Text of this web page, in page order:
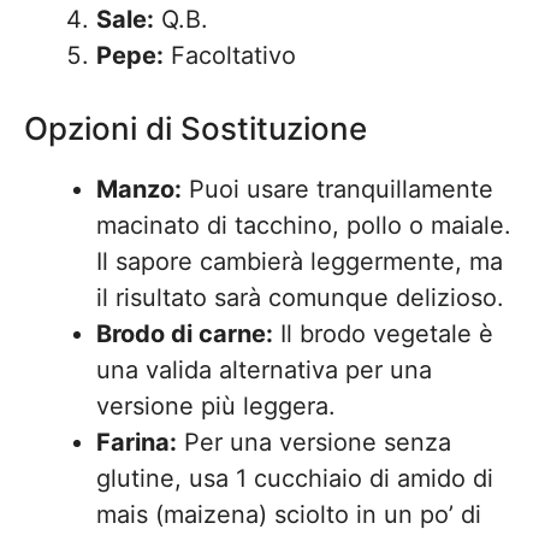
Sale: Q.B.
Pepe: Facoltativo
Opzioni di Sostituzione
Manzo: Puoi usare tranquillamente
macinato di tacchino, pollo o maiale.
Il sapore cambierà leggermente, ma
il risultato sarà comunque delizioso.
Brodo di carne: Il brodo vegetale è
una valida alternativa per una
versione più leggera.
Farina: Per una versione senza
glutine, usa 1 cucchiaio di amido di
mais (maizena) sciolto in un po’ di